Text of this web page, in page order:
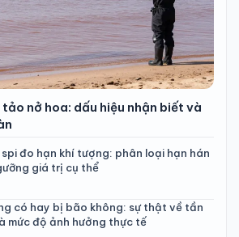
nở hoa: dấu hiệu nhận biết và
spi đo hạn khí tượng: phân loại hạn hán
giá trị cụ thể
có hay bị bão không: sự thật về tần
mức độ ảnh hưởng thực tế